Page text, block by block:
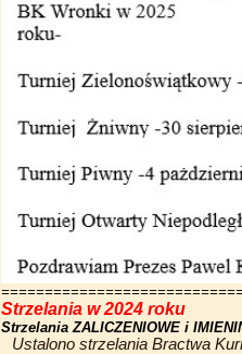
Strzelania w 2024 roku
Strzelania ZALICZENIOWE i
Ustalono strzelania Bractwa